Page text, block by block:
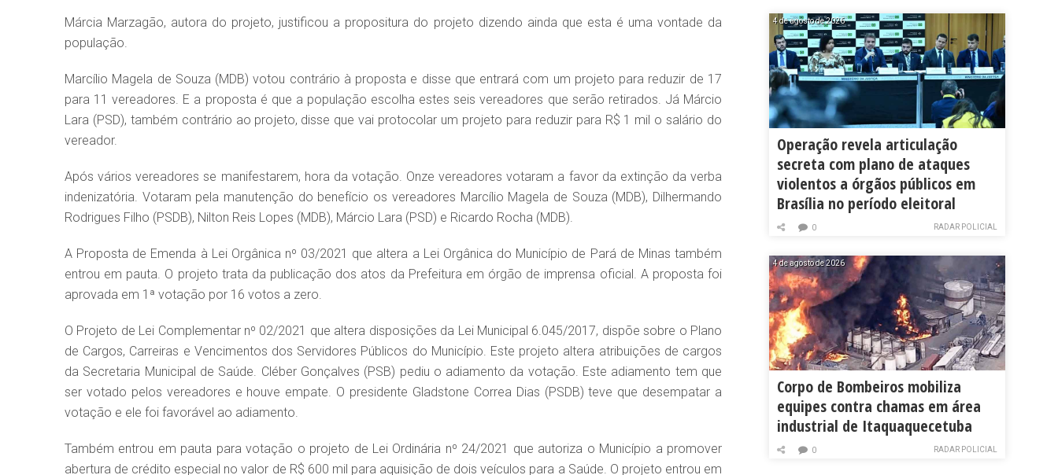
Márcia Marzagão, autora do projeto, justificou a propositura do projeto dizendo ainda que esta é uma vontade da
população.
Marcílio Magela de Souza (MDB) votou contrário à proposta e disse que entrará com um projeto para reduzir de 17
para 11 vereadores. E a proposta é que a população escolha estes seis vereadores que serão retirados. Já Márcio
Lara (PSD), também contrário ao projeto, disse que vai protocolar um projeto para reduzir para R$ 1 mil o salário do
vereador.
Após vários vereadores se manifestarem, hora da votação. Onze vereadores votaram a favor da extinção da verba
indenizatória. Votaram pela manutenção do benefício os vereadores Marcílio Magela de Souza (MDB), Dilhermando
Rodrigues Filho (PSDB), Nilton Reis Lopes (MDB), Márcio Lara (PSD) e Ricardo Rocha (MDB).
A Proposta de Emenda à Lei Orgânica nº 03/2021 que altera a Lei Orgânica do Município de Pará de Minas também
entrou em pauta. O projeto trata da publicação dos atos da Prefeitura em órgão de imprensa oficial. A proposta foi
aprovada em 1ª votação por 16 votos a zero.
O Projeto de Lei Complementar nº 02/2021 que altera disposições da Lei Municipal 6.045/2017, dispõe sobre o Plano
de Cargos, Carreiras e Vencimentos dos Servidores Públicos do Município. Este projeto altera atribuições de cargos
da Secretaria Municipal de Saúde. Cléber Gonçalves (PSB) pediu o adiamento da votação. Este adiamento tem que
ser votado pelos vereadores e houve empate. O presidente Gladstone Correa Dias (PSDB) teve que desempatar a
votação e ele foi favorável ao adiamento.
Também entrou em pauta para votação o projeto de Lei Ordinária nº 24/2021 que autoriza o Município a promover
abertura de crédito especial no valor de R$ 600 mil para aquisição de dois veículos para a Saúde. O projeto entrou em
4 de agosto de 2026
Operação revela articulação
secreta com plano de ataques
violentos a órgãos públicos em
Brasília no período eleitoral
RADAR POLICIAL
0
4 de agosto de 2026
Corpo de Bombeiros mobiliza
equipes contra chamas em área
industrial de Itaquaquecetuba
RADAR POLICIAL
0